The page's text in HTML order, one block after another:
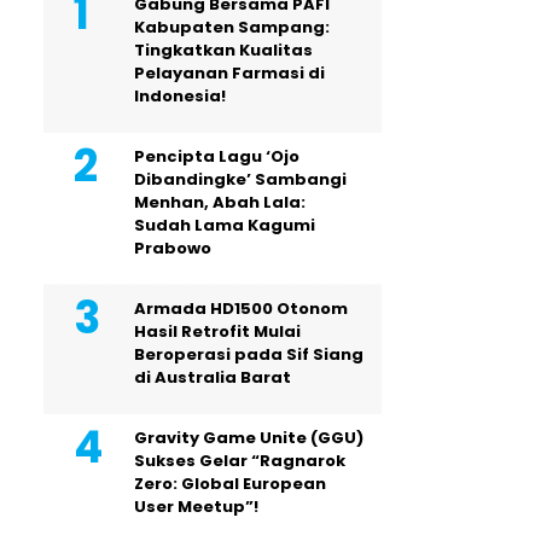
Kabupaten Sampang:
Tingkatkan Kualitas
Pelayanan Farmasi di
Indonesia!
Pencipta Lagu ‘Ojo
Dibandingke’ Sambangi
Menhan, Abah Lala:
Sudah Lama Kagumi
Prabowo
Armada HD1500 Otonom
Hasil Retrofit Mulai
Beroperasi pada Sif Siang
di Australia Barat
Gravity Game Unite (GGU)
Sukses Gelar “Ragnarok
Zero: Global European
User Meetup”!